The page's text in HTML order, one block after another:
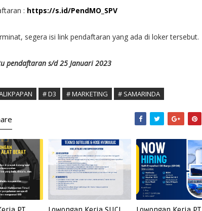
: https://s.id/PendMO_SPV
segera isi link pendaftaran yang ada di loker tersebut.
pendaftaran s/d 25 Januari 2023
# D3 # MARKETING # SAMARINDA